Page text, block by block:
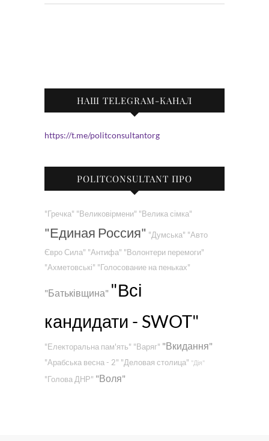
НАШ TELEGRAM-КАНАЛ
https://t.me/politconsultantorg
POLITCONSULTANT ПРО
"Гречка" "Великовірмени" "Велика сімка"
"Единая Россия" "Думська" "Авто
Євро Сила" "Антифа" "Волонтери перемоги"
"Ахметовські" "Голосование на пеньках"
"Батьківщина" "Всі
кандидати - SWOT"
"Електоральна пам'ять" "Варяг" "Вкидання"
"Арабська весна - 2" "Деловая столица" "Дія"
"Голова ДНР" "Воля"